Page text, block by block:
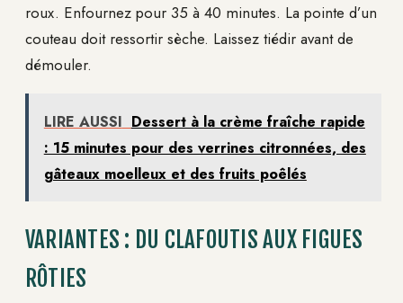
roux. Enfournez pour 35 à 40 minutes. La pointe d’un
couteau doit ressortir sèche. Laissez tiédir avant de
démouler.
LIRE AUSSI Dessert à la crème fraîche rapide
: 15 minutes pour des verrines citronnées, des
gâteaux moelleux et des fruits poêlés
VARIANTES : DU CLAFOUTIS AUX FIGUES
RÔTIES